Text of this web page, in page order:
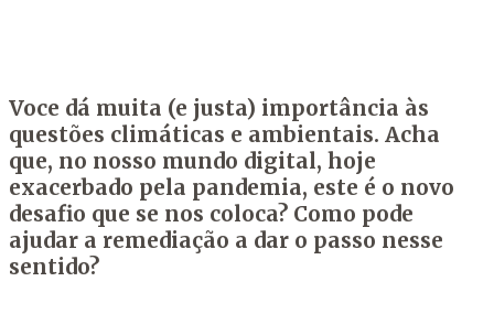
Voce dá muita (e justa) importância às
questões climáticas e ambientais. Acha
que, no nosso mundo digital, hoje
exacerbado pela pandemia, este é o novo
desafio que se nos coloca? Como pode
ajudar a remediação a dar o passo nesse
sentido?